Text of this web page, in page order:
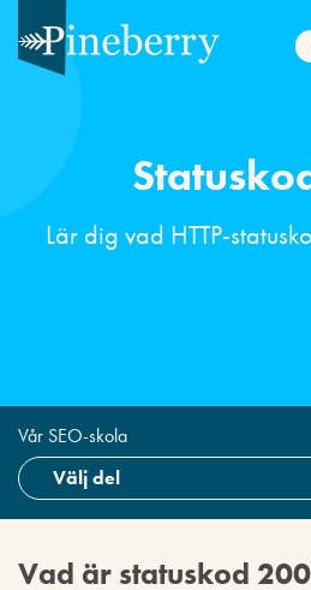
Lär dig vad HTTP-
Vår SEO-skola
Vad är statuskod